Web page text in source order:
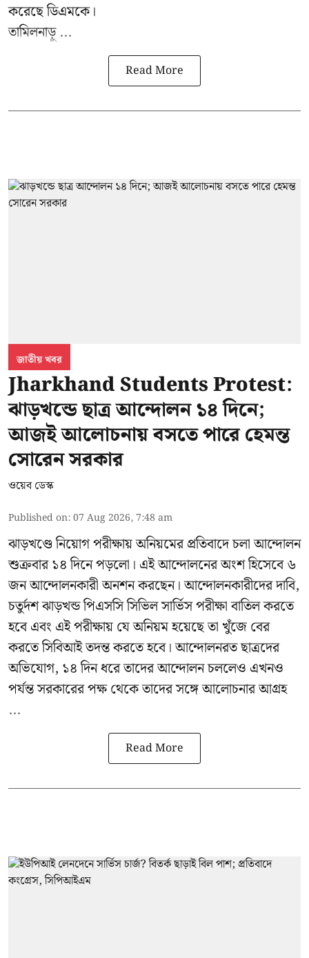
করেছে ডিএমকে।
তামিলনাড়ু ...
Read More
জাতীয় খবর
Jharkhand Students Protest:
ঝাড়খন্ডে ছাত্র আন্দোলন ১৪ দিনে;
আজই আলোচনায় বসতে পারে হেমন্ত
সোরেন সরকার
ওয়েব ডেস্ক
Published on:07 Aug 2026, 7:48 am
ঝাড়খণ্ডে নিয়োগ পরীক্ষায় অনিয়মের প্রতিবাদে চলা আন্দোলন
শুক্রবার ১৪ দিনে পড়লো। এই আন্দোলনের অংশ হিসেবে ৬
জন আন্দোলনকারী অনশন করছেন। আন্দোলনকারীদের দাবি,
চতুর্দশ ঝাড়খন্ড পিএসসি সিভিল সার্ভিস পরীক্ষা বাতিল করতে
হবে এবং এই পরীক্ষায় যে অনিয়ম হয়েছে তা খুঁজে বের
করতে সিবিআই তদন্ত করতে হবে। আন্দোলনরত ছাত্রদের
অভিযোগ, ১৪ দিন ধরে তাদের আন্দোলন চললেও এখনও
পর্যন্ত সরকারের পক্ষ থেকে তাদের সঙ্গে আলোচনার আগ্রহ
...
Read More